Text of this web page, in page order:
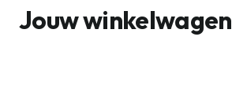
Jouw winkelwagen